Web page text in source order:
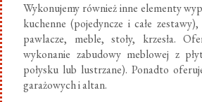
Wykonujemy również inne elementy
kuchenne (pojedyncze i całe
pawlacze, meble, stoły, krzesła.
wykonanie zabudowy meblowej z
połysku lub lustrzane). Ponadto
garażowych i altan.